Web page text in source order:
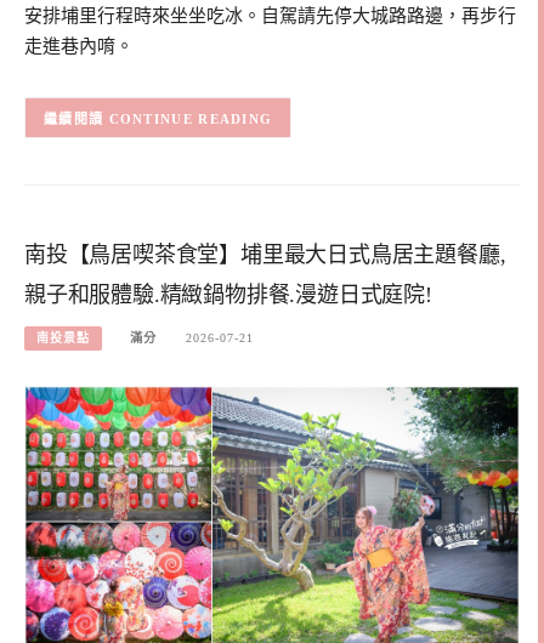
安排埔里行程時來坐坐吃冰。自駕請先停大城路路邊，再步行
走進巷內唷。
CONTINUE READING
南投【鳥居喫茶食堂】埔里最大日式鳥居主題餐廳,
親子和服體驗.精緻鍋物排餐.漫遊日式庭院!
南投景點 滿分 2026-07-21